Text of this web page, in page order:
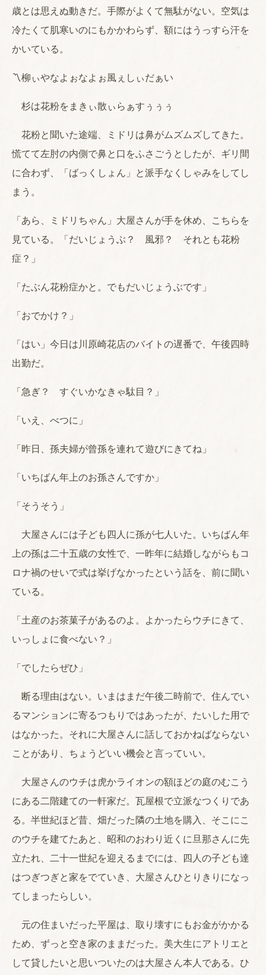
歳とは思えぬ動きだ。手際がよくて無駄がない。空気は
冷たくて肌寒いのにもかかわらず、額にはうっすら汗を
かいている。
〽柳ぃやなよぉなよぉ風ぇしぃだぁい
杉は花粉をまきぃ散ぃらぁすぅぅぅ
花粉と聞いた途端、ミドリは鼻がムズムズしてきた。
慌てて左肘の内側で鼻と口をふさごうとしたが、ギリ間
に合わず、「ばっくしょん」と派手なくしゃみをしてし
まう。
「あら、ミドリちゃん」大屋さんが手を休め、こちらを
見ている。「だいじょうぶ？ 風邪？ それとも花粉
症？」
「たぶん花粉症かと。でもだいじょうぶです」
「おでかけ？」
「はい」今日は川原崎花店のバイトの遅番で、午後四時
出勤だ。
「急ぎ？ すぐいかなきゃ駄目？」
「いえ、べつに」
「昨日、孫夫婦が曾孫を連れて遊びにきてね」
「いちばん年上のお孫さんですか」
「そうそう」
大屋さんには子ども四人に孫が七人いた。いちばん年
上の孫は二十五歳の女性で、一昨年に結婚しながらもコ
ロナ禍のせいで式は挙げなかったという話を、前に聞い
ている。
「土産のお茶菓子があるのよ。よかったらウチにきて、
いっしょに食べない？」
「でしたらぜひ」
断る理由はない。いまはまだ午後二時前で、住んでい
るマンションに寄るつもりではあったが、たいした用で
はなかった。それに大屋さんに話しておかねばならない
ことがあり、ちょうどいい機会と言っていい。
大屋さんのウチは虎かライオンの額ほどの庭のむこう
にある二階建ての一軒家だ。瓦屋根で立派なつくりであ
る。半世紀ほど昔、畑だった隣の土地を購入、そこにこ
のウチを建てたあと、昭和のおわり近くに旦那さんに先
立たれ、二十一世紀を迎えるまでには、四人の子ども達
はつぎつぎと家をでていき、大屋さんひとりきりになっ
てしまったらしい。
元の住まいだった平屋は、取り壊すにもお金がかかる
ため、ずっと空き家のままだった。美大生にアトリエと
して貸したいと思いついたのは大屋さん本人である。ひ